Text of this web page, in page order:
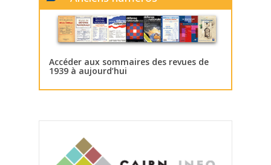
Accéder aux sommaires des revues de
1939 à aujourd’hui